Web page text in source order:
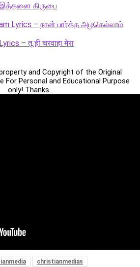
இத்தனை கிருபை
Lyrics – நான் பார்த்த அழகெல்லாம்
– तू ही चरवाहा मेरा
and Copyright of the Original
For Personal and Educational Purpose
only! Thanks .
christianmedias